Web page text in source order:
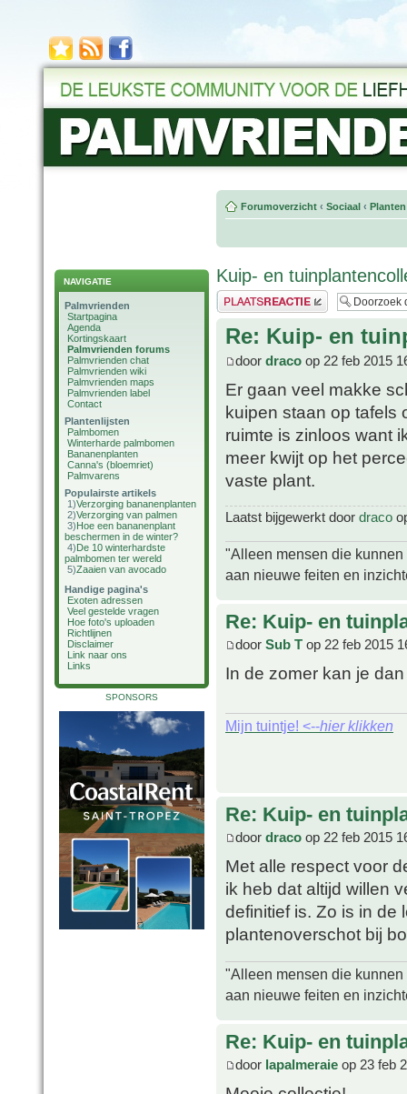
NAVIGATIE
Palmvrienden
Startpagina
Agenda
Kortingskaart
Palmvrienden forums
Palmvrienden chat
Palmvrienden wiki
Palmvrienden maps
Palmvrienden label
Contact
Plantenlijsten
Palmbomen
Winterharde palmbomen
Bananenplanten
Canna's (bloemriet)
Palmvarens
Populairste artikels
1)Verzorging bananenplanten
2)Verzorging van palmen
3)Hoe een bananenplant
beschermen in de winter?
4)De 10 winterhardste
palmbomen ter wereld
5)Zaaien van avocado
Handige pagina's
Exoten adressen
Veel gestelde vragen
Hoe foto's uploaden
Richtlijnen
Disclaimer
Link naar ons
Links
SPONSORS
Forumoverzicht ‹ Sociaal ‹
Kuip- en
Plaats een reactie
Re: Kuip- en
door draco op 22 feb 2015
Er gaan veel makke
kuipen staan op tafels
ruimte is zinloos want
meer kwijt op het
vaste plant.
Laatst bijgewerkt door draco
"Alleen mensen die
aan nieuwe feiten en
Re: Kuip- en
door Sub T op 22 feb 2015
In de zomer kan je
Mijn tuintje! <--hier klikken
Re: Kuip- en
door draco op 22 feb 2015
Met alle respect voor
ik heb dat altijd willen
definitief is. Zo is in de
plantenoverschot bij
"Alleen mensen die
aan nieuwe feiten en
Re: Kuip- en
door lapalmeraie op 23 feb